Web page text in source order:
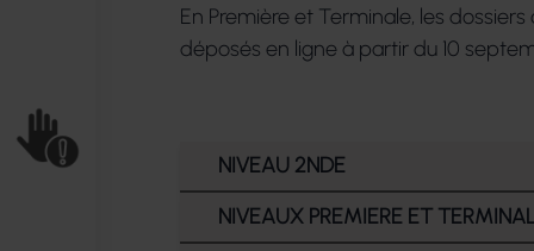
En Première et Terminale, les
déposés en ligne à partir du 10
NIVEAU 2NDE
NIVEAUX PREMIERE ET